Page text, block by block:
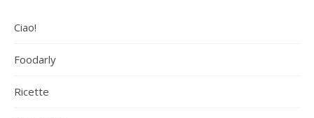
Ciao!
Foodarly
Ricette